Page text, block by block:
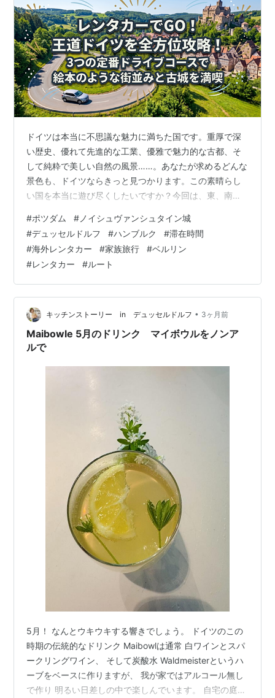
ドイツは本当に不思議な魅力に満ちた国です。重厚で深
い歴史、優れて先進的な工業、優雅で魅力的な古都、そ
して純粋で美しい自然の風景……。あなたが求めるどんな
景色も、ドイツならきっと見つかります。この素晴らし
い国を本当に遊び尽くしたいですか？今回は、東、南、
ンをかけ、驚きに満ちた道へとタイヤを転がしていきま
しょう！ 🔸当サイトにて【無料発行の免許証翻訳文】を
取得し、日本の運転免許証と併せてご提示いただくこと
で、世界200以上の国や地域でスムーズにレンタカーを
ご利用いただけます。 目次 エンジンをかけて、ドイツを
縦横無尽に駆け抜ける 王道ルート1：南…
#ポツダム # ノイシュヴァンシュタイン城
#デュッセルドルフ #ハンブルク #滞在時間
#海外レンタカー #家族旅行 #ベルリン
#レンタカー #ルート
キッチンストーリー in デュッセルドルフ • 3ヶ月前
Maibowle 5月のドリンク マイボウルをノンア
ルで
5月！ なんとウキウキする響きでしょう。 ドイツのこの
時期の伝統的なドリンク Maibowlは通常 白ワインとスパ
ークリングワイン、 そして炭酸水 Waldmeisterというハ
ーブをベースに作りますが、 我が家ではアルコール無し
で作り 明るい日差しの中で楽しんでいます。 自宅の庭に